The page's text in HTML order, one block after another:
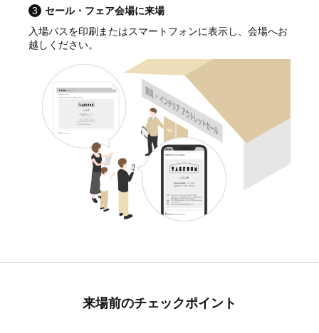
3
セール・フェア会場に来場
入場パスを印刷またはスマートフォンに表示し、会場へお
越しください。
来場前のチェックポイント